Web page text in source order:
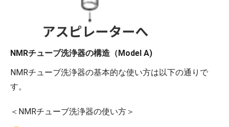
NMRチューブ洗浄器の構造（Model A)
NMRチューブ洗浄器の基本的な使い方は以下の通りで
す。
＜NMRチューブ洗浄器の使い方＞